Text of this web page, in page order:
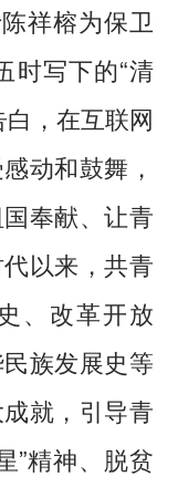
祥榕为保卫
时写下的“清
，在互联网
动和鼓舞，
奉献、让青
以来，共青
、改革开放
族发展史等
就，引导青
”精神、脱贫